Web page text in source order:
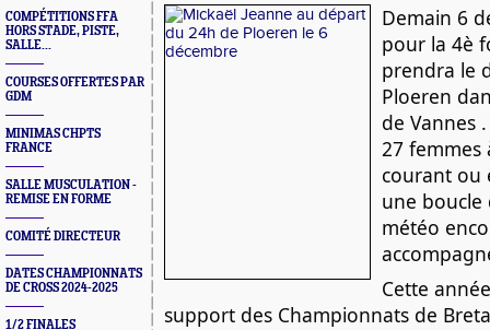
COMPÉTITIONS FFA
HORS STADE, PISTE,
SALLE...
COURSES OFFERTES PAR
GDM
MINIMAS CHPTS
FRANCE
SALLE MUSCULATION -
REMISE EN FORME
COMITÉ DIRECTEUR
DATES CHAMPIONNATS
DE CROSS 2024-2025
1/2 FINALES
Demain 6
pour la 4è
prendra le
Ploeren
de Vannes
27
courant ou
une boucle
météo
Cette
support des Championnats de